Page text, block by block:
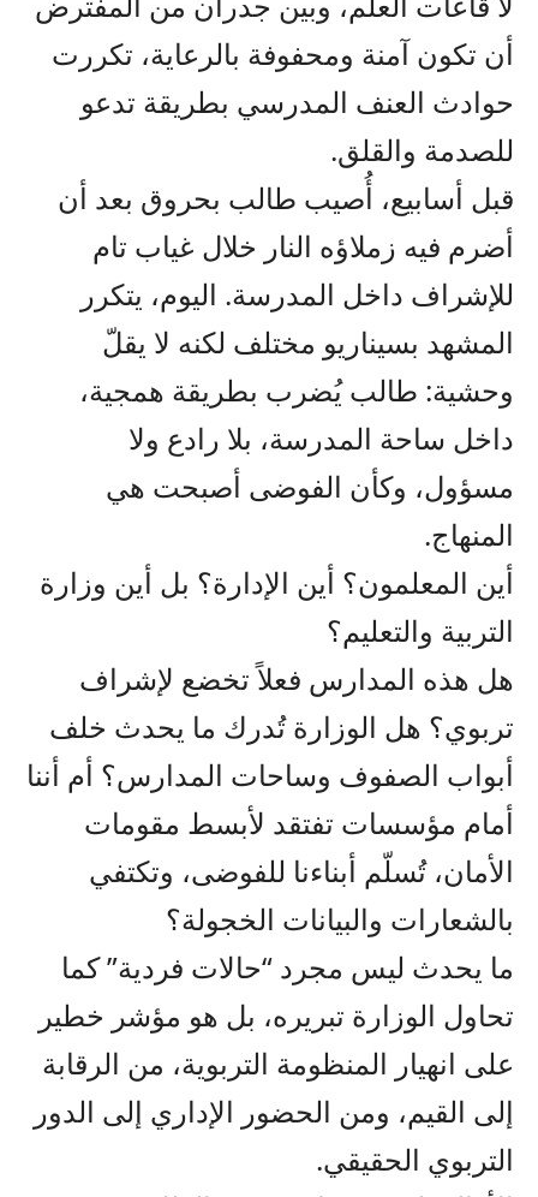
أن تكون آمنة ومحفوفة بالرعاية، تكررت
حوادث العنف المدرسي بطريقة تدعو
للصدمة والقلق.
قبل أسابيع، أُصيب طالب بحروق بعد أن
أضرم فيه زملاؤه النار خلال غياب تام
للإشراف داخل المدرسة. اليوم، يتكرر
المشهد بسيناريو مختلف لكنه لا يقلّ
وحشية: طالب يُضرب بطريقة همجية،
داخل ساحة المدرسة، بلا رادع ولا
مسؤول، وكأن الفوضى أصبحت هي
المنهاج.
أين المعلمون؟ أين الإدارة؟ بل أين وزارة
التربية والتعليم؟
هل هذه المدارس فعلاً تخضع لإشراف
تربوي؟ هل الوزارة تُدرك ما يحدث خلف
أبواب الصفوف وساحات المدارس؟ أم أننا
أمام مؤسسات تفتقد لأبسط مقومات
الأمان، تُسلّم أبناءنا للفوضى، وتكتفي
بالشعارات والبيانات الخجولة؟
ما يحدث ليس مجرد “حالات فردية” كما
تحاول الوزارة تبريره، بل هو مؤشر خطير
على انهيار المنظومة التربوية، من الرقابة
إلى القيم، ومن الحضور الإداري إلى الدور
التربوي الحقيقي.